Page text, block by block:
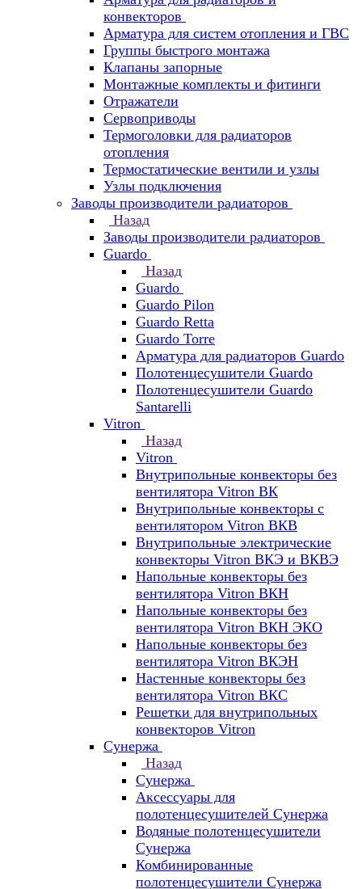
конвекторов
Арматура для систем отопления и ГВС
Группы быстрого монтажа
Клапаны запорные
Монтажные комплекты и фитинги
Отражатели
Сервоприводы
Термоголовки для радиаторов
отопления
Термостатические вентили и узлы
Узлы подключения
Заводы производители радиаторов
Назад
Заводы производители радиаторов
Guardo
Назад
Guardo
Guardo Pilon
Guardo Retta
Guardo Torre
Арматура для радиаторов Guardo
Полотенцесушители Guardo
Полотенцесушители Guardo
Santarelli
Vitron
Назад
Vitron
Внутрипольные конвекторы без
вентилятора Vitron ВК
Внутрипольные конвекторы с
вентилятором Vitron ВКВ
Внутрипольные электрические
конвекторы Vitron ВКЭ и ВКВЭ
Напольные конвекторы без
вентилятора Vitron ВКН
Напольные конвекторы без
вентилятора Vitron ВКН ЭКО
Напольные конвекторы без
вентилятора Vitron ВКЭН
Настенные конвекторы без
вентилятора Vitron ВКС
Решетки для внутрипольных
конвекторов Vitron
Сунержа
Назад
Сунержа
Аксессуары для
полотенцесушителей Сунержа
Водяные полотенцесушители
Сунержа
Комбинированные
полотенцесушители Сунержа